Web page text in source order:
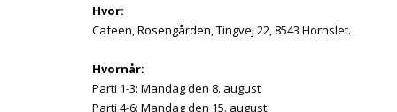
Hvor:
Cafeen, Rosengården, Tingvej 22, 8543 Hornslet.
Hvornår:
Parti 1-3: Mandag den 8. august
Parti 4-6: Mandag den 15. august